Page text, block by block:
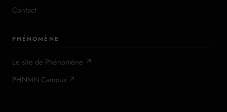
Contact
PHÉNOMÈNE
Le site de Phénomène ↗
PHNMN Campus ↗